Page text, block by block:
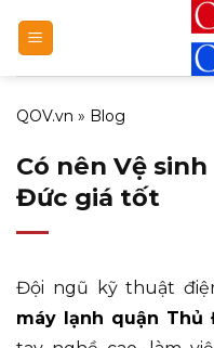
qua
nội
dung
QOV.vn » Blog
Có nên Vệ
Đức giá tốt
Đội ngũ kỹ thuật
máy lạnh quận Thủ